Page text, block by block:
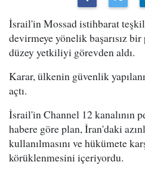
İsrail'in Mossad istihbarat
devirmeye yönelik başarısız
düzey yetkiliyi görevden aldı.
Karar, ülkenin güvenlik
açtı.
İsrail'in Channel 12 kanalının
habere göre plan, İran'daki
kullanılmasını ve hükümete
körüklenmesini içeriyordu.